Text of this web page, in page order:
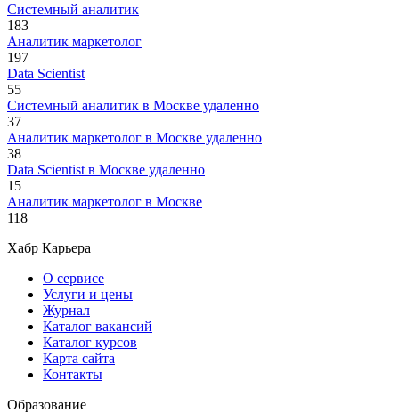
Системный аналитик
183
Аналитик маркетолог
197
Data Scientist
55
Системный аналитик в Москве удаленно
37
Аналитик маркетолог в Москве удаленно
38
Data Scientist в Москве удаленно
15
Аналитик маркетолог в Москве
118
Хабр Карьера
О сервисе
Услуги и цены
Журнал
Каталог вакансий
Каталог курсов
Карта сайта
Контакты
Образование